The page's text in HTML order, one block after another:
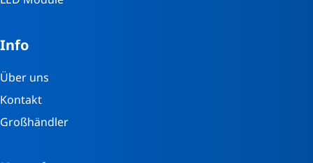
Info
Über uns
Kontakt
Großhändler